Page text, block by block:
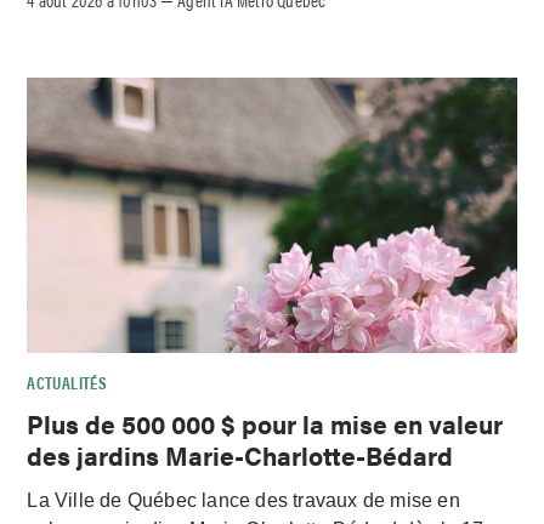
ACTUALITÉS
Plus de 500 000 $ pour la mise en valeur
des jardins Marie-Charlotte-Bédard
La Ville de Québec lance des travaux de mise en